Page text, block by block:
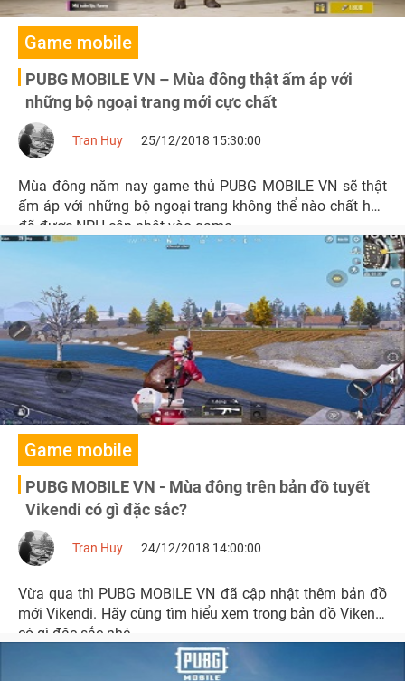
Game mobile
PUBG MOBILE VN – Mùa đông thật ấm áp với
những bộ ngoại trang mới cực chất
Mùa đông năm nay game thủ PUBG MOBILE VN sẽ thật
ấm áp với những bộ ngoại trang không thể nào chất hơn
đã được NPH cập nhật vào game.
Game mobile
PUBG MOBILE VN - Mùa đông trên bản đồ tuyết
Vikendi có gì đặc sắc?
Vừa qua thì PUBG MOBILE VN đã cập nhật thêm bản đồ
mới Vikendi. Hãy cùng tìm hiểu xem trong bản đồ Vikendi